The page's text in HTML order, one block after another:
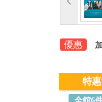
優惠
特